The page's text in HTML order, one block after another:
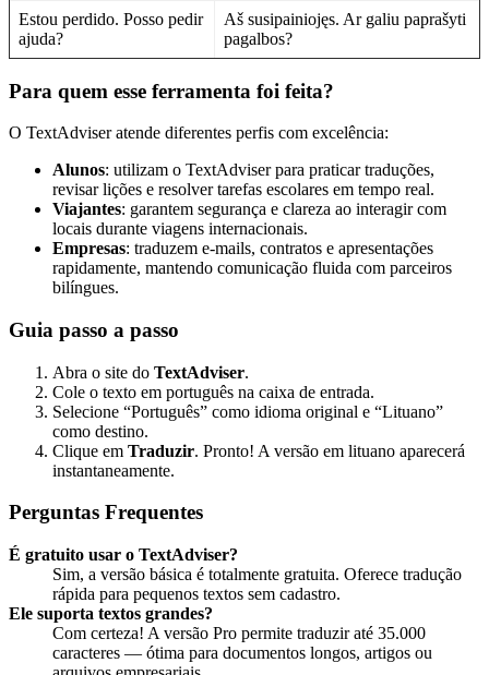
Estou perdido. Posso pedir
ajuda?
Aš susipainiojęs. Ar galiu paprašyti
pagalbos?
Para quem esse ferramenta foi feita?
O TextAdviser atende diferentes perfis com excelência:
Alunos: utilizam o TextAdviser para praticar traduções,
revisar lições e resolver tarefas escolares em tempo real.
Viajantes: garantem segurança e clareza ao interagir com
locais durante viagens internacionais.
Empresas: traduzem e-mails, contratos e apresentações
rapidamente, mantendo comunicação fluida com parceiros
bilíngues.
Guia passo a passo
Abra o site do TextAdviser.
Cole o texto em português na caixa de entrada.
Selecione “Português” como idioma original e “Lituano”
como destino.
Clique em Traduzir. Pronto! A versão em lituano aparecerá
instantaneamente.
Perguntas Frequentes
É gratuito usar o TextAdviser?
Sim, a versão básica é totalmente gratuita. Oferece tradução
rápida para pequenos textos sem cadastro.
Ele suporta textos grandes?
Com certeza! A versão Pro permite traduzir até 35.000
caracteres — ótima para documentos longos, artigos ou